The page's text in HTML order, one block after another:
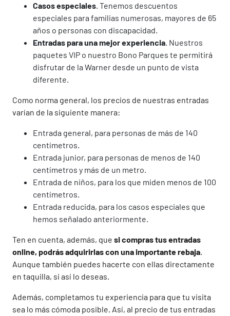
Casos especiales. Tenemos descuentos
especiales para familias numerosas, mayores de 65
años o personas con discapacidad.
Entradas para una mejor experiencia. Nuestros
paquetes VIP o nuestro Bono Parques te permitirá
disfrutar de la Warner desde un punto de vista
diferente.
Como norma general, los precios de nuestras entradas
varían de la siguiente manera:
Entrada general, para personas de más de 140
centímetros.
Entrada junior, para personas de menos de 140
centímetros y más de un metro.
Entrada de niños, para los que miden menos de 100
centímetros.
Entrada reducida, para los casos especiales que
hemos señalado anteriormente.
Ten en cuenta, además, que si compras tus entradas
online, podrás adquirirlas con una importante rebaja.
Aunque también puedes hacerte con ellas directamente
en taquilla, si así lo deseas.
Además, completamos tu experiencia para que tu visita
sea lo más cómoda posible. Así, al precio de tus entradas